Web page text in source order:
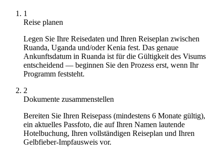
1
Reise planen
Legen Sie Ihre Reisedaten und Ihren Reiseplan zwischen
Ruanda, Uganda und/oder Kenia fest. Das genaue
Ankunftsdatum in Ruanda ist für die Gültigkeit des Visums
entscheidend — beginnen Sie den Prozess erst, wenn Ihr
Programm feststeht.
2
Dokumente zusammenstellen
Bereiten Sie Ihren Reisepass (mindestens 6 Monate gültig),
ein aktuelles Passfoto, die auf Ihren Namen lautende
Hotelbuchung, Ihren vollständigen Reiseplan und Ihren
Gelbfieber-Impfausweis vor.